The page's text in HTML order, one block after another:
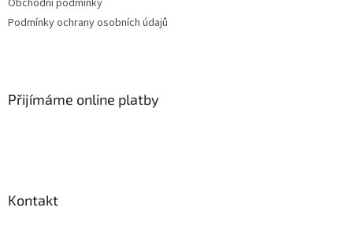
Obchodní podmínky
Podmínky ochrany osobních údajů
Přijímáme online platby
Kontakt